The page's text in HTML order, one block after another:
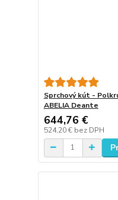
Sprchový kút -
ABELIA Deante
644,76 €
524,20 € bez DPH